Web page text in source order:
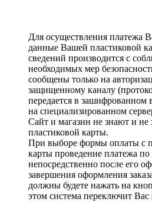
Для осуществления платежа
данные Вашей пластиковой
сведений производится с
необходимых мер
сообщены только на
защищенному каналу
передается в зашифрованном
на специализированном
Сайт и магазин не знают и
пластиковой карты.
При выборе формы оплаты с
карты проведение платежа по
непосредственно после его
завершения оформления
должны будете нажать на
этом система переключит Вас